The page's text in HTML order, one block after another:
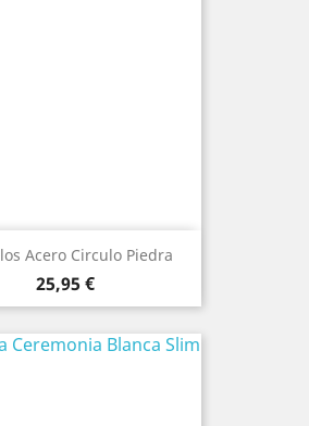
Acero Circulo Piedra
Precio
25,95 €